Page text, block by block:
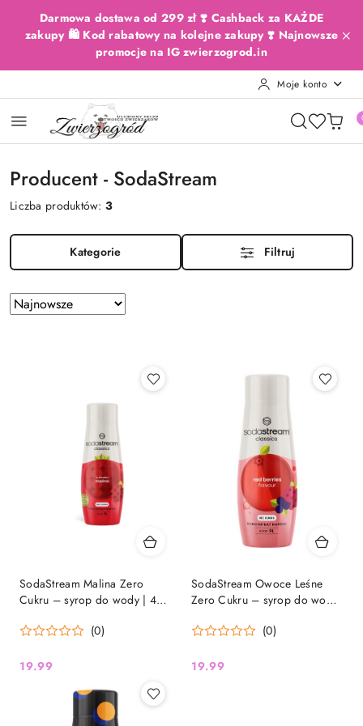
Przejdź do treści głównej
Przejdź do wyszukiwarki
Przejdź do moje konto
Przejdź do menu głównego
Przejdź do stopki
Darmowa dostawa od 299 zł ❣️ Cashback za KAŻDE
zakupy 🛍️ Kod rabatowy na kolejne zakupy ❣️ Najnowsze
promocje na IG zwierzogrod.in
Moje konto
Producent - SodaStream
Liczba produktów:3
Kategorie Filtruj
Zastosowano
sortowanie:
Sortuj
według
SodaStream Malina Zero
Cukru – syrop do wody | 440
(0)
Cena:
19.99
SodaStream Owoce Leśne
Zero Cukru – syrop do wody
owocowy smak zero cukru
(0)
Cena:
19.99